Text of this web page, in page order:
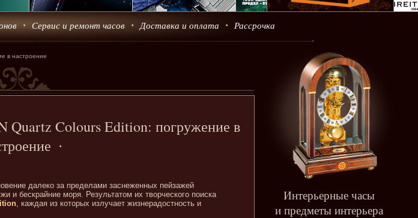
Сервис и ремонт часов Доставка и оплата Рассрочка
Интерьерные часы
и предметы интерьера
в настроение
Colours Edition: погружение в
далеко за пределами заснеженных пейзажей
и бескрайние моря. Результатом их творческого поиска
, каждая из которых излучает жизнерадостность и